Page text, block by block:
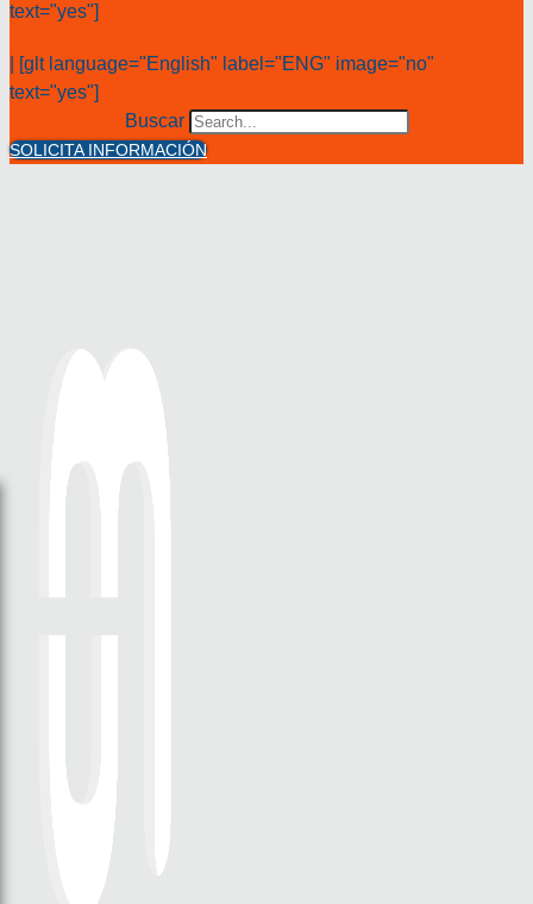
text="yes"]
| [glt language="English" label="ENG" image="no"
text="yes"]
Buscar
SOLICITA INFORMACIÓN